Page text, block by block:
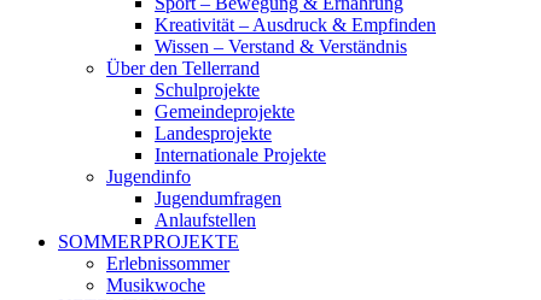
Kreativität – Ausdruck & Empfinden
Wissen – Verstand & Verständnis
Über den Tellerrand
Schulprojekte
Gemeindeprojekte
Landesprojekte
Internationale Projekte
Jugendinfo
Jugendumfragen
Anlaufstellen
SOMMERPROJEKTE
Erlebnissommer
Musikwoche